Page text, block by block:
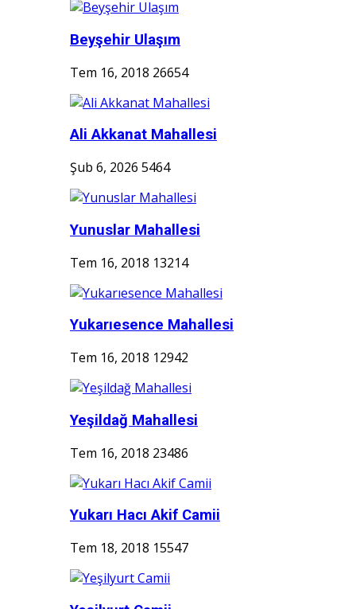
Beyşehir Ulaşım
Tem 16, 2018 26654
Ali Akkanat Mahallesi
Şub 6, 2026 5464
Yunuslar Mahallesi
Tem 16, 2018 13214
Yukarıesence Mahallesi
Tem 16, 2018 12942
Yeşildağ Mahallesi
Tem 16, 2018 23486
Yukarı Hacı Akif Camii
Tem 18, 2018 15547